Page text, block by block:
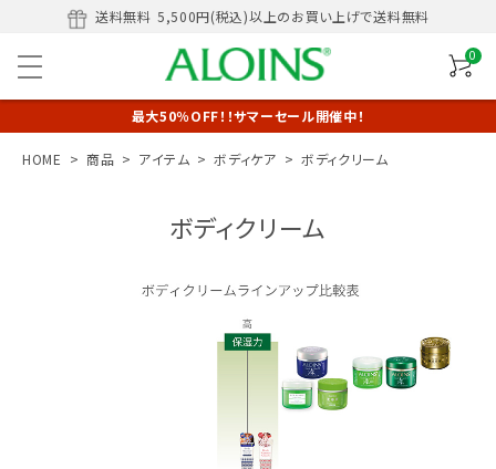
送料無料 5,500円(税込)以上のお買い上げで送料無料
0
最大50％OFF！！サマーセール開催中！
HOME 商品 アイテム ボディケア ボディクリーム
ボディクリーム